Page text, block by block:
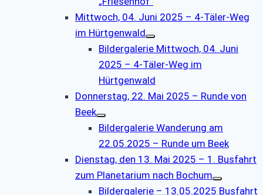
Mittwoch, 04. Juni 2025 – 4-Täler-Weg
im Hürtgenwald
Bildergalerie Mittwoch, 04. Juni
2025 – 4-Täler-Weg im
Hürtgenwald
Donnerstag, 22. Mai 2025 – Runde von
Beek
Bildergalerie Wanderung am
22.05.2025 – Runde um Beek
Dienstag, den 13. Mai 2025 – 1. Busfahrt
zum Planetarium nach Bochum
Bildergalerie – 13.05.2025 Busfahrt